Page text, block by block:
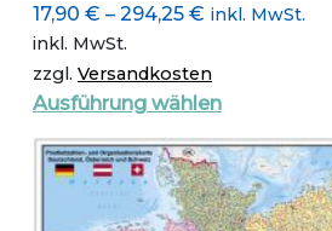
17,90 € – 294,25 € inkl. MwSt.
inkl. MwSt.
zzgl. Versandkosten
Ausführung wählenDieses
weist
mehrere
Varianten